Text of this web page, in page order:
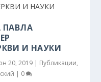
ПАВЛА
И НАУКИ
20, 2019 | Публикации,
| 0